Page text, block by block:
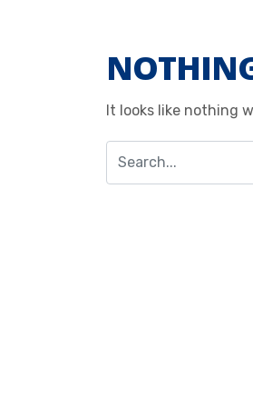
It looks like nothing